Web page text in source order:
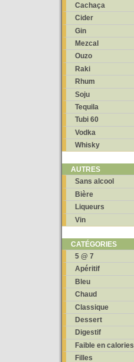
Cachaça
Cider
Gin
Mezcal
Ouzo
Raki
Rhum
Soju
Tequila
Tubi 60
Vodka
Whisky
AUTRES
Sans alcool
Bière
Liqueurs
Vin
CATÉGORIES
5 @ 7
Apéritif
Bleu
Chaud
Classique
Dessert
Digestif
Faible en calories
Filles